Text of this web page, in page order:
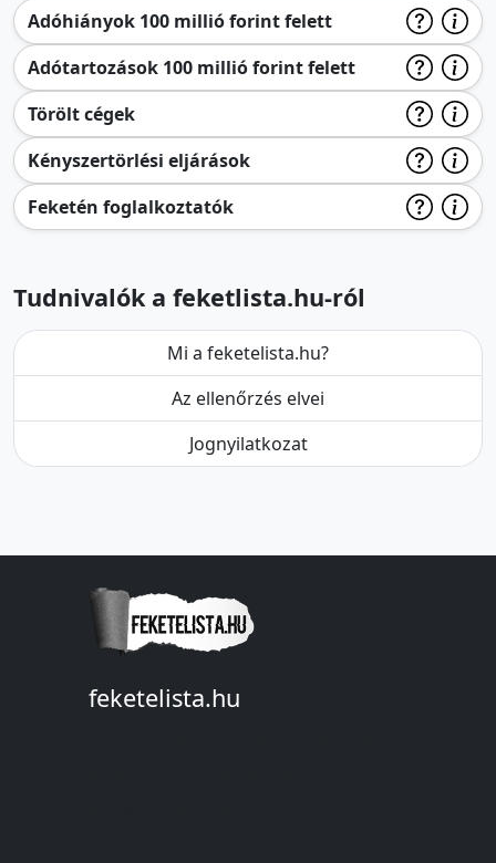
Adóhiányok 100 millió forint felett
Adótartozások 100 millió forint felett
Törölt cégek
Kényszertörlési eljárások
Feketén foglalkoztatók
Tudnivalók a feketlista.hu-ról
Mi a feketelista.hu?
Az ellenőrzés elvei
Jognyilatkozat
feketelista.hu